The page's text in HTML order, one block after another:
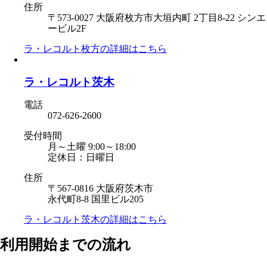
住所
〒573-0027 大阪府枚方市大垣内町 2丁目8-22 シンエ
ービル2F
ラ・レコルト枚方の詳細はこちら
ラ・レコルト茨木
電話
072-626-2600
受付時間
月～土曜 9:00～18:00
定休日：日曜日
住所
〒567-0816 大阪府茨木市
永代町8-8 国里ビル205
ラ・レコルト茨木の詳細はこちら
利用開始までの流れ